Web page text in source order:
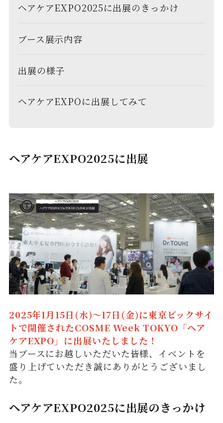
ヘアケアEXPO2025に出展のきっかけ
ブース展示内容
出展の様子
ヘアケアEXPOに出展してみて
ヘアケアEXPO2025に出展
2025年1月15日(水)～17日(金)に東京ビックサイ
トで開催されたCOSME Week TOKYO「ヘア
ケアEXPO」に出展いたしました！
当ブースにお越しいただいた皆様、イベントを
盛り上げていただき誠にありがとうございまし
た。
ヘアケアEXPO2025に出展のきっかけ